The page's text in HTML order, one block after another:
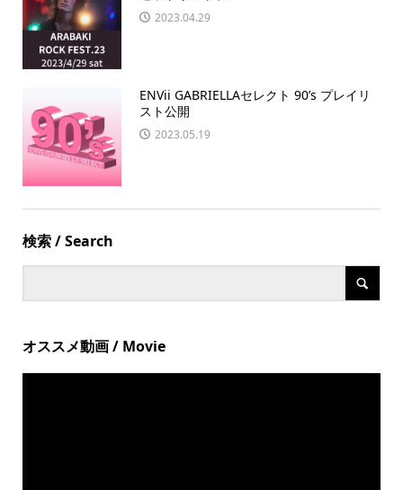
2023.04.29
ENVii GABRIELLAセレクト 90’s プレイリ
スト公開
2023.05.19
検索 / Search
オススメ動画 / Movie